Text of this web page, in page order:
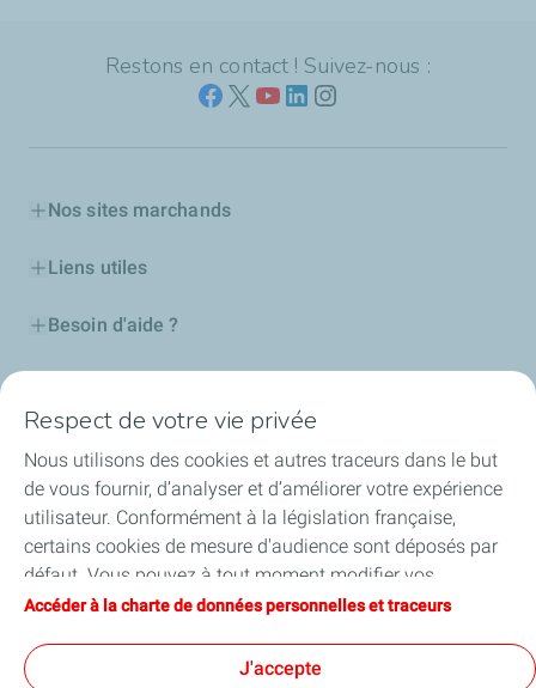
Restons en contact ! Suivez-nous :
Nos sites marchands
Liens utiles
Besoin d'aide ?
Certificats d'économies d'énergie
Nos partenaires
Collaborer avec TotalEnergies
Accessibilité
Respect de votre vie privée
Nous utilisons des cookies et autres traceurs dans le but
de vous fournir, d’analyser et d’améliorer votre expérience
utilisateur. Conformément à la législation française,
certains cookies de mesure d'audience sont déposés par
défaut. Vous pouvez à tout moment modifier vos
paramètres de cookies en cliquant sur le bouton « Gérer
vous acceptez le dépôt de l’ensemble des cookies. Dans le
Accéder à la charte de données personnelles et traceurs
J'accepte